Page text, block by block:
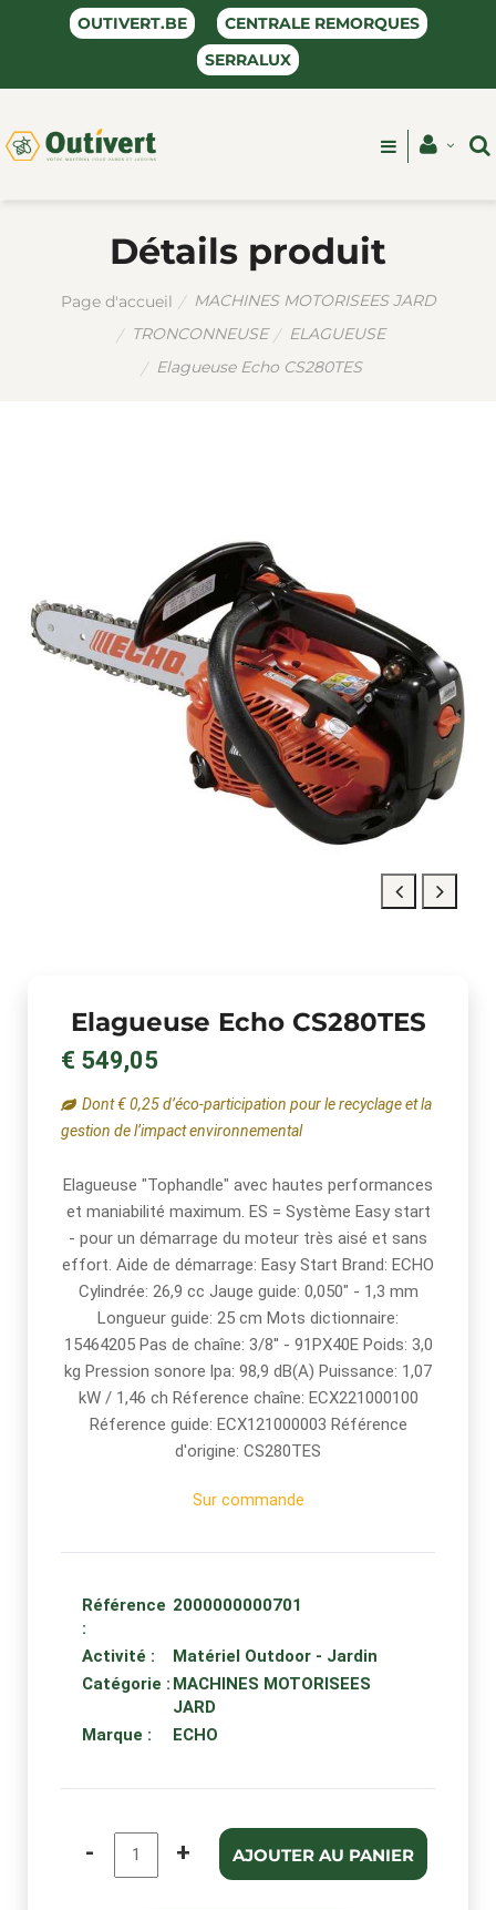
OUTIVERT.BE
CENTRALE REMORQUES
SERRALUX
Détails produit
Page d'accueil
MACHINES MOTORISEES JARD
TRONCONNEUSE
ELAGUEUSE
Elagueuse Echo CS280TES
Elagueuse Echo CS280TES
€ 549,05
Dont € 0,25 d’éco-participation pour le recyclage et la
gestion de l’impact environnemental
Elagueuse "Tophandle" avec hautes performances
et maniabilité maximum. ES = Système Easy start
- pour un démarrage du moteur très aisé et sans
effort. Aide de démarrage: Easy Start Brand: ECHO
Cylindrée: 26,9 cc Jauge guide: 0,050" - 1,3 mm
Longueur guide: 25 cm Mots dictionnaire:
15464205 Pas de chaîne: 3/8'' - 91PX40E Poids: 3,0
kg Pression sonore lpa: 98,9 dB(A) Puissance: 1,07
kW / 1,46 ch Réference chaîne: ECX221000100
Réference guide: ECX121000003 Référence
d'origine: CS280TES
Sur commande
Référence
:
2000000000701
Activité :
Matériel Outdoor - Jardin
Catégorie : MACHINES MOTORISEES
JARD
Marque :
ECHO
- + AJOUTER AU PANIER